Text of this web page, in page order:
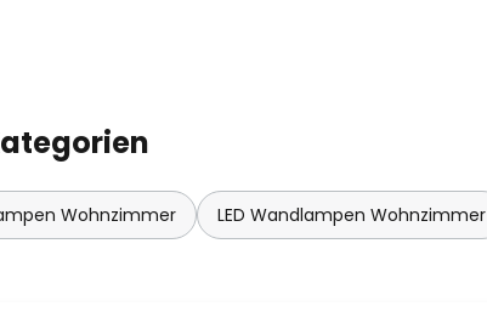
Wohnzimmer LED Wandlampen Wohnzimmer